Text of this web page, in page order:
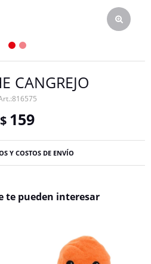
CANGREJO
816575
$ 159
Y COSTOS DE ENVÍO
te pueden interesar